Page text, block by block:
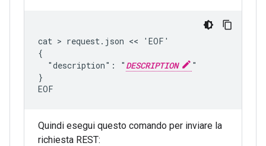
cat > request.json << 'EOF'
{
  "description": "
DESCRIPTION
"
}
EOF
Quindi esegui questo comando per inviare la
richiesta REST: